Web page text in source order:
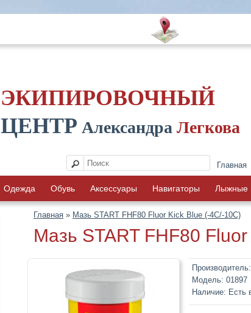
ЭКИПИРОВОЧНЫЙ
ЦЕНТР Александра Легкова
Главная
Одежда Обувь Аксессуары Навигаторы Лыжные
Главная » Мазь START FHF80 Fluor Kick Blue (-4C/-10C)
Мазь START FHF80
Производитель:
Модель: 01897
Наличие: Есть